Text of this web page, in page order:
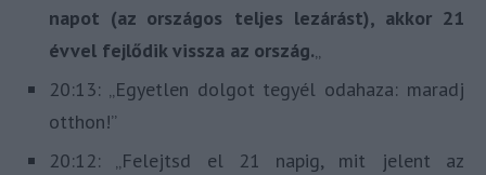
napot (az országos teljes lezárást), akkor 21
évvel fejlődik vissza az ország.„
20:13: „Egyetlen dolgot tegyél odahaza: maradj
otthon!”
20:12: „Felejtsd el 21 napig, mit jelent az